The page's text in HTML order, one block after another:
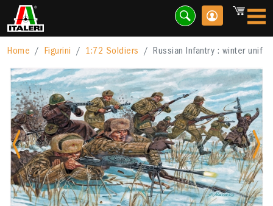
Home Figurini 1:72 Soldiers Russian Infantry : winter unif
Previous